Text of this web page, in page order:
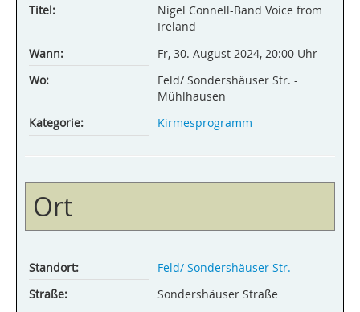
Titel:
Nigel Connell-Band Voice from
Ireland
Wann:
Fr, 30. August 2024, 20:00 Uhr
Wo:
Feld/ Sonders­häuser Str. -
Mühlhausen
Kategorie:
Kirmesprogramm
Ort
Standort:
Feld/ Sonders­häuser Str.
Straße:
Sondershäuser Straße